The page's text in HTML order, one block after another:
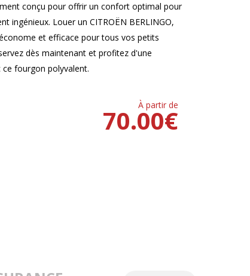
conçu pour offrir un confort optimal pour
ingénieux. Louer un CITROËN BERLINGO,
et efficace pour tous vos petits
dès maintenant et profitez d'une
fourgon polyvalent.
À partir de
€
70.00